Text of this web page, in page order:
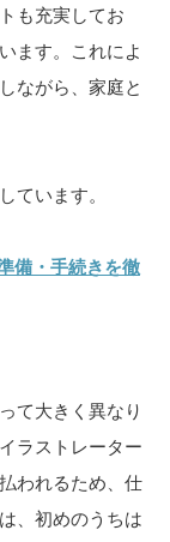
も充実してお
ます。これによ
ながら、家庭と
ています。
備・手続きを徹
て大きく異なり
ラストレーター
われるため、仕
、初めのうちは